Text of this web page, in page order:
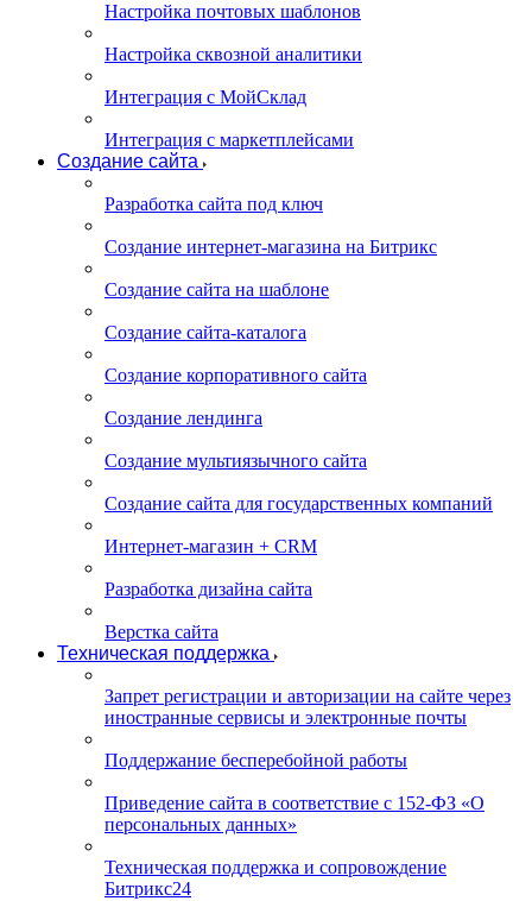
Настройка почтовых шаблонов
Настройка сквозной аналитики
Интеграция с МойСклад
Интеграция с маркетплейсами
Создание сайта
Разработка сайта под ключ
Создание интернет-магазина на Битрикс
Создание сайта на шаблоне
Создание сайта-каталога
Создание корпоративного сайта
Создание лендинга
Создание мультиязычного сайта
Создание сайта для государственных компаний
Интернет-магазин + CRM
Разработка дизайна сайта
Верстка сайта
Техническая поддержка
Запрет регистрации и авторизации на сайте через
иностранные сервисы и электронные почты
Поддержание бесперебойной работы
Приведение сайта в соответствие с 152-ФЗ «О
персональных данных»
Техническая поддержка и сопровождение
Битрикс24